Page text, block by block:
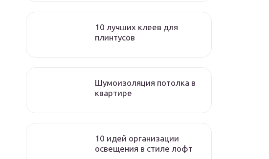
10 лучших клеев для
плинтусов
Шумоизоляция потолка в
квартире
10 идей организации
освещения в стиле лофт